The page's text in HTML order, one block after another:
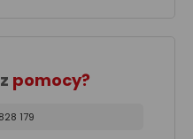
pomocy?
179